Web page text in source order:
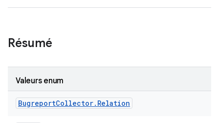
Résumé
Valeurs enum
BugreportCollector. Relation